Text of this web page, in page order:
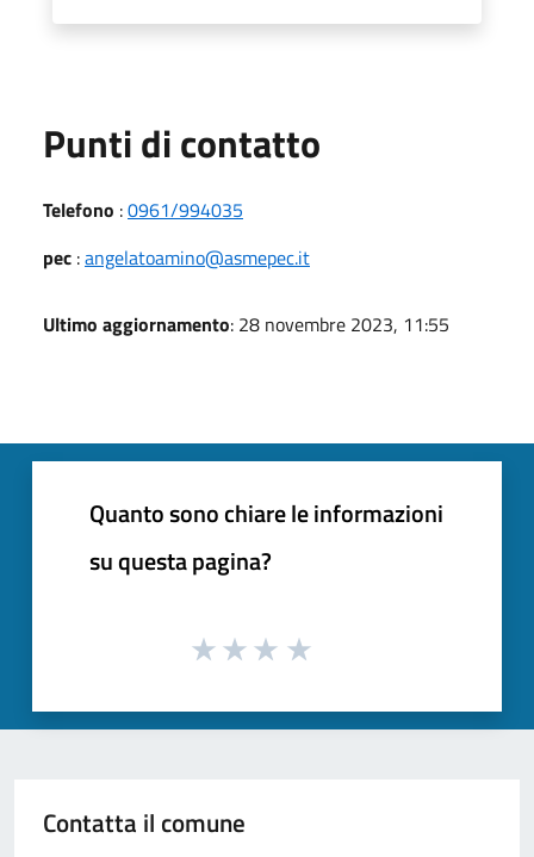
Punti di contatto
Telefono :0961/994035
pec :angelatoamino@asmepec.it
Ultimo aggiornamento: 28 novembre 2023, 11:55
Quanto sono chiare le informazioni
su questa pagina?
Contatta il comune